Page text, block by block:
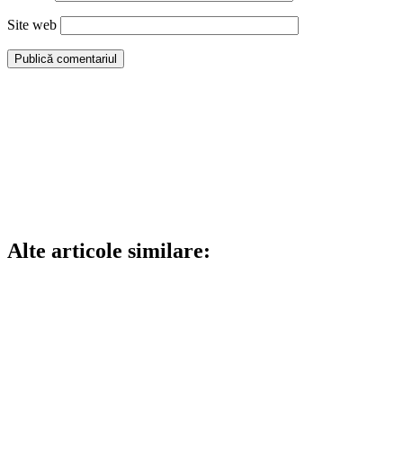
Site web
Alte articole similare: